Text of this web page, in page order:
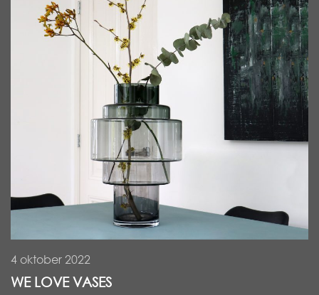
4 oktober 2022
WE LOVE VASES